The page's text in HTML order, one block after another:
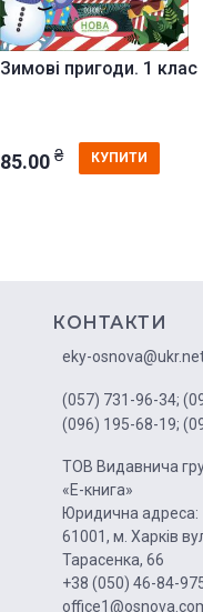
Зимові пригоди. 1 клас
85.00 ₴ КУПИТИ
КОНТАКТИ
eky-
(057) 731-96-34;
(096) 195-68-19;
ТОВ Видавнича
«Е-книга»
Юридична адреса:
61001, м. Харків
Тарасенка, 66
+38 (050) 46-84-